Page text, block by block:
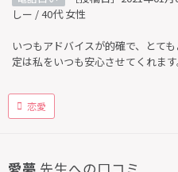
しー / 40代 女性
いつもアドバイスが的確で、とて
定は私をいつも安心させてくれます
恋愛